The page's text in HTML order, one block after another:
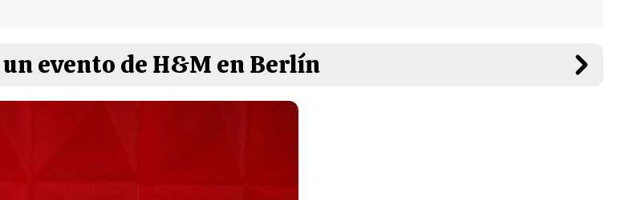
evento de H&M en Berlín